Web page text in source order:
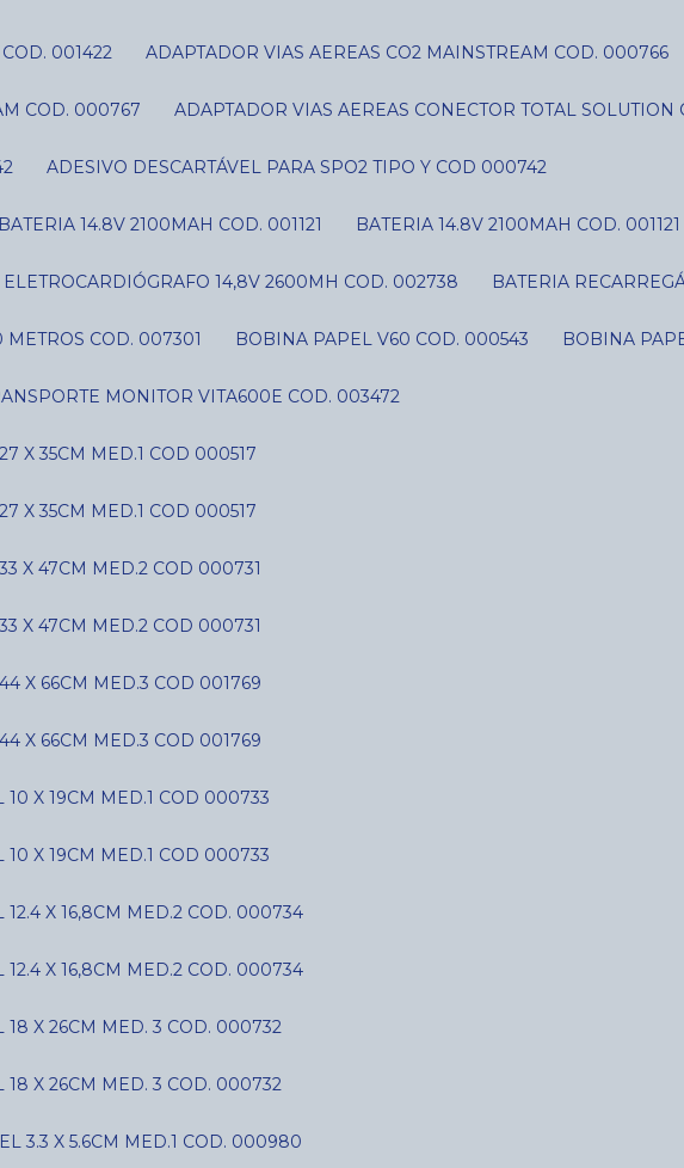
001422 ADAPTADOR VIAS AEREAS CO2 MAINSTREAM COD. 000766
COD. 000767 ADAPTADOR VIAS AEREAS CONECTOR TOTAL SOLUTION
ADESIVO DESCARTÁVEL PARA SPO2 TIPO Y COD 000742
BATERIA 14.8V 2100MAH COD. 001121 BATERIA 14.8V 2100MAH COD. 001121
ELETROCARDIÓGRAFO 14,8V 2600MH COD. 002738 BATERIA
METROS COD. 007301 BOBINA PAPEL V60 COD. 000543 BOBINA
MONITOR VITA600E COD. 003472
X 35CM MED.1 COD 000517
X 35CM MED.1 COD 000517
X 47CM MED.2 COD 000731
X 47CM MED.2 COD 000731
X 66CM MED.3 COD 001769
X 66CM MED.3 COD 001769
10 X 19CM MED.1 COD 000733
10 X 19CM MED.1 COD 000733
12.4 X 16,8CM MED.2 COD. 000734
12.4 X 16,8CM MED.2 COD. 000734
18 X 26CM MED. 3 COD. 000732
18 X 26CM MED. 3 COD. 000732
3.3 X 5.6CM MED.1 COD. 000980